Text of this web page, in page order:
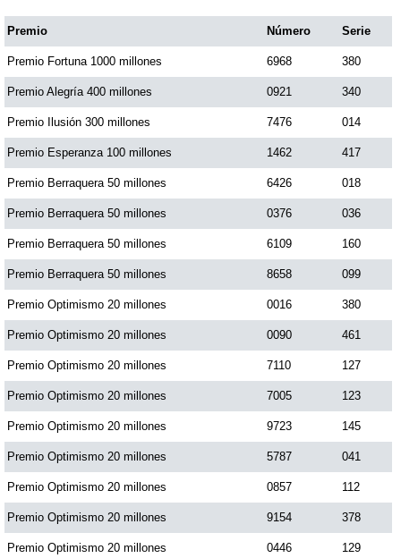
Culona noche
Dorado Mañana
Dorado Tarde
Dorado Noche
Fantástica Día
Fantástica Noche
Motilon Tarde
Motilon Noche
Paisita Día
Paisita Noche
Premio Número Serie
Premio Fortuna 1000 millones 6968 380
Premio Alegría 400 millones 0921 340
Premio Ilusión 300 millones 7476 014
Premio Esperanza 100 millones 1462 417
Premio Berraquera 50 millones 6426 018
Premio Berraquera 50 millones 0376 036
Premio Berraquera 50 millones 6109 160
Premio Berraquera 50 millones 8658 099
Premio Optimismo 20 millones 0016 380
Premio Optimismo 20 millones 0090 461
Premio Optimismo 20 millones 7110 127
Premio Optimismo 20 millones 7005 123
Premio Optimismo 20 millones 9723 145
Premio Optimismo 20 millones 5787 041
Premio Optimismo 20 millones 0857 112
Premio Optimismo 20 millones 9154 378
Premio Optimismo 20 millones 0446 129